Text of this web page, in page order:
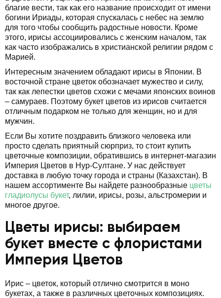
благие вести, так как его название происходит от имени
богини Ириады, которая спускалась с небес на землю
для того чтобы сообщить радостные новости. Кроме
этого, ирисы ассоциировались с женским началом, так
как часто изображались в христианской религии рядом с
Марией.
Интересным значением обладают ирисы в Японии. В
восточной стране цветок обозначает мужество и силу,
так как лепестки цветов схожи с мечами японских воинов
– самураев. Поэтому букет цветов из ирисов считается
отличным подарком не только для женщин, но и для
мужчин.
Если Вы хотите поздравить близкого человека или
просто сделать приятный сюрприз, то стоит купить
цветочные композиции, обратившись в интернет-магазин
Империя Цветов в Нур-Султане. У нас действует
доставка в любую точку города и страны (Казахстан). В
нашем ассортименте Вы найдете разнообразные цветы
гладиолусы букет, лилии, ирисы, розы, альстромерии и
многое другое.
Цветы ирисы: выбираем
букет вместе с флористами
Империя Цветов
Ирис – цветок, который отлично смотрится в моно
букетах, а также в различных цветочных композициях.